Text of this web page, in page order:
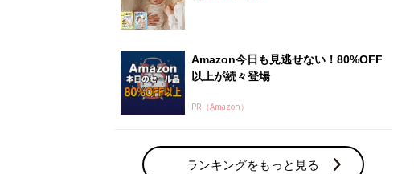
Amazon今日も見逃せない！80%OFF
以上が続々登場
PR（Amazon）
ランキングをもっと見る